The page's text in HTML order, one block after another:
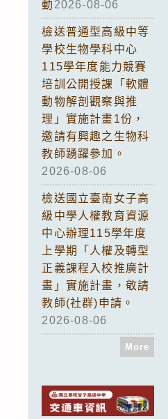
動 2026-08-06
檢送普通型高級中等
學校生物學科中心
115學年度能力競賽
培訓公開授課「軟體
動物解剖觀察與推
理」實施計畫1份，
邀請有興趣之生物科
教師踴躍參加。
2026-08-06
檢送國立臺南女子高
級中學人權教育資源
中心辦理115學年度
上學期「人權及轉型
正義課程入校推廣計
畫」實施計畫，敬請
教師(社群)申請。
2026-08-06
More